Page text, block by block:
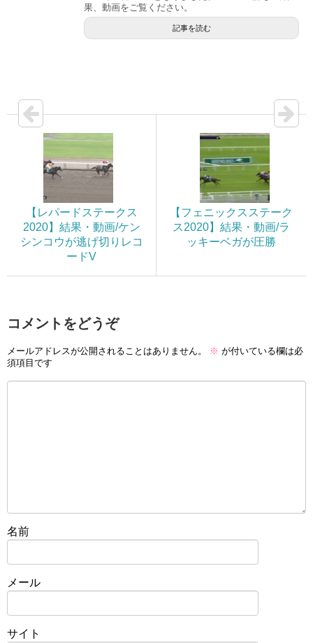
果、動画をご覧ください。
記事を読む
【レパードステークス
2020】結果・動画/ケン
シンコウが逃げ切りレコ
ードV
【フェニックスステーク
ス2020】結果・動画/ラ
ッキーベガが圧勝
コメントをどうぞ
メールアドレスが公開されることはありません。 ※ が付いている欄は必
須項目です
名前
メール
サイト